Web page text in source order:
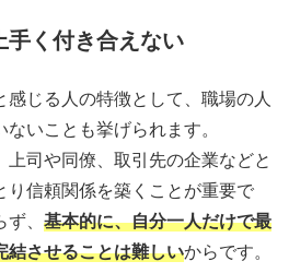
手く付き合えない
じる人の特徴として、職場の人
いことも挙げられます。
司や同僚、取引先の企業などと
り信頼関係を築くことが重要で
、 基本的に、自分一人だけで最
結させることは難しいからです。